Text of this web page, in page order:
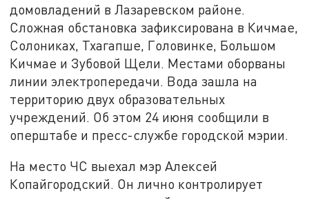
домовладений в Лазаревском районе.
Сложная обстановка зафиксирована в Кичмае,
Солониках, Тхагапше, Головинке, Большом
Кичмае и Зубовой Щели. Местами оборваны
линии электропередачи. Вода зашла на
территорию двух образовательных
учреждений. Об этом 24 июня сообщили в
оперштабе и пресс-службе городской мэрии.
На место ЧС выехал мэр Алексей
Копайгородский. Он лично контролирует